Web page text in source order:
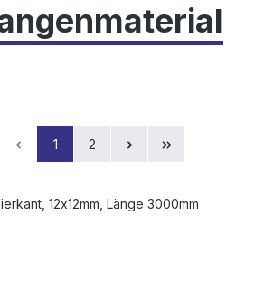
Seite
1 Seite
2